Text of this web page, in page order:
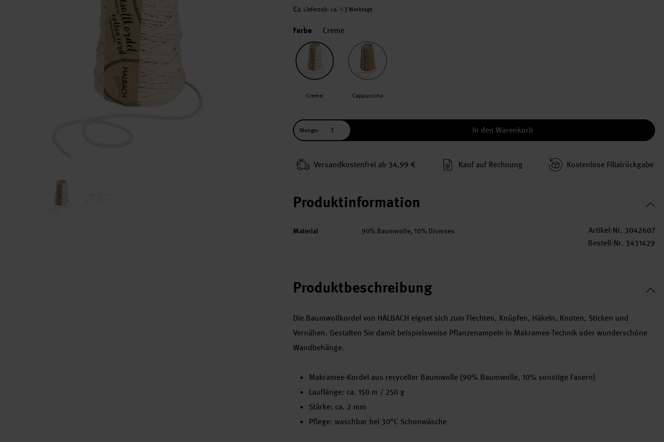
Lieferzeit: ca. 1-3 Werktage
Farbe Creme
Creme Cappuccino
Menge: In den Warenkorb
Versand­kosten­frei ab 34,99 € Kauf auf Rechnung Kosten­lose Filial­rückgabe
Produktinformation
Material 90% Baumwolle, 10% Diverses Artikel-Nr. 3042607
Bestell-Nr. 3431429
Produktbeschreibung
Die Baumwollkordel von HALBACH eignet sich zum Flechten, Knüpfen, Häkeln, Knoten, Sticken und
Vernähen. Gestalten Sie damit beispielsweise Pflanzenampeln in Makramee-Technik oder wunderschöne
Wandbehänge.
Makramee-Kordel aus recycelter Baumwolle (90% Baumwolle, 10% sonstige Fasern)
Lauflänge: ca. 150 m / 250 g
Stärke: ca. 2 mm
Pflege: waschbar bei 30°C Schonwäsche